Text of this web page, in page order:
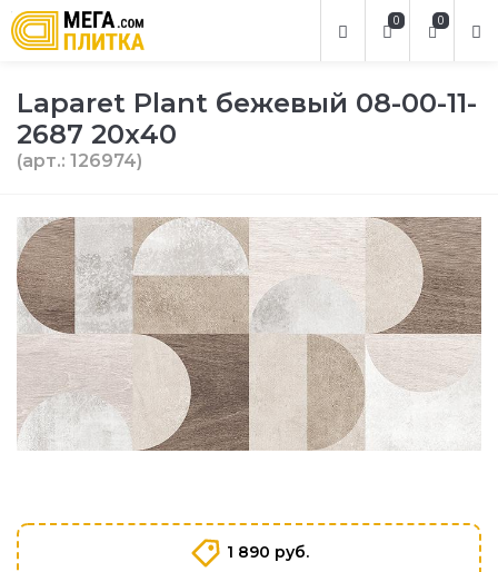
0
0
Laparet Plant бежевый 08-00-11-
2687 20х40
(арт.: 126974)
1 890 руб.